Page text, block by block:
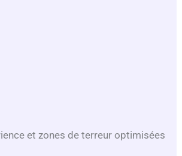
et zones de terreur optimisées